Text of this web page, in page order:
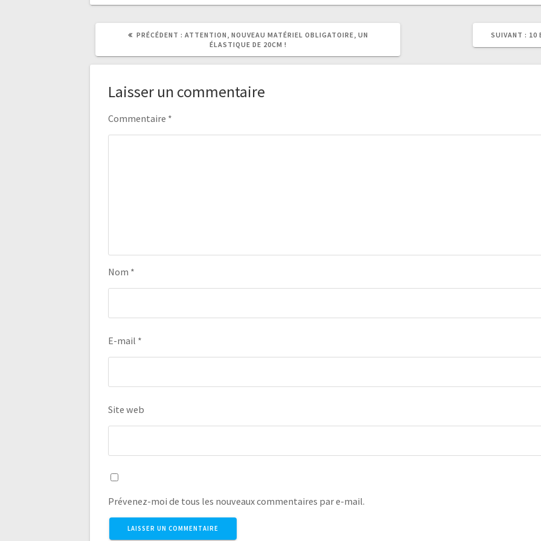
PRÉCÉDENT : ARTICLE
PRÉCÉDENT
ATTENTION, NOUVEAU MATÉRIEL OBLIGATOIRE, UN
ÉLASTIQUE DE 20CM !
SUIVANT : 10
Laisser un commentaire
Commentaire *
Nom *
E-mail *
Site web
Prévenez-moi de tous les nouveaux commentaires par e-mail.